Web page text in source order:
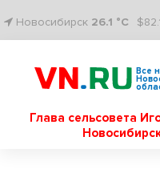
Новосибирск 26.1 °C
Все
Глава сельсовета